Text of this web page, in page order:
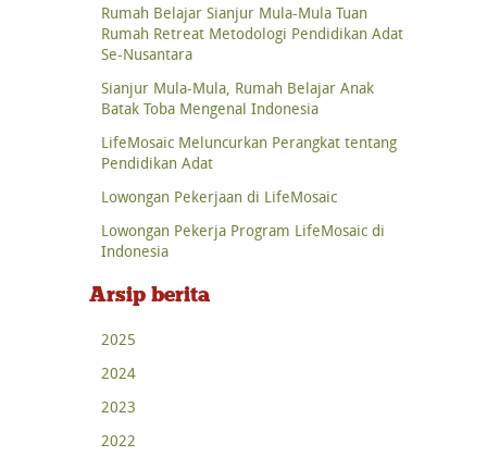
Rumah Belajar Sianjur Mula-Mula Tuan
Rumah Retreat Metodologi Pendidikan Adat
Se-Nusantara
Sianjur Mula-Mula, Rumah Belajar Anak
Batak Toba Mengenal Indonesia
LifeMosaic Meluncurkan Perangkat tentang
Pendidikan Adat
Lowongan Pekerjaan di LifeMosaic
Lowongan Pekerja Program LifeMosaic di
Indonesia
Arsip berita
2025
2024
2023
2022